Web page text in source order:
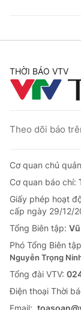
THỜI BÁO VTV
Theo dõi báo
Cơ quan chủ
Cơ quan báo chí:
Giấy phép hoạt
cấp ngày 29/12/
Tổng Biên tập:
Phó Tổng Biên
Nguyễn Trọng
Tổng đài VTV:
Ðiện thoại Thời
Email: